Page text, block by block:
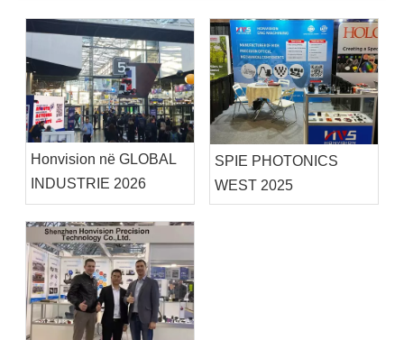
Honvision në GLOBAL
INDUSTRIE 2026
SPIE PHOTONICS
WEST 2025